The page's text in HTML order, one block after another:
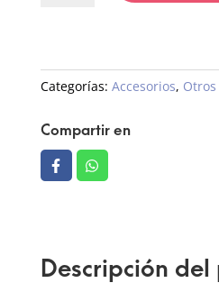
Categorías: Accesorios, Otros
Compartir en
Descripción del